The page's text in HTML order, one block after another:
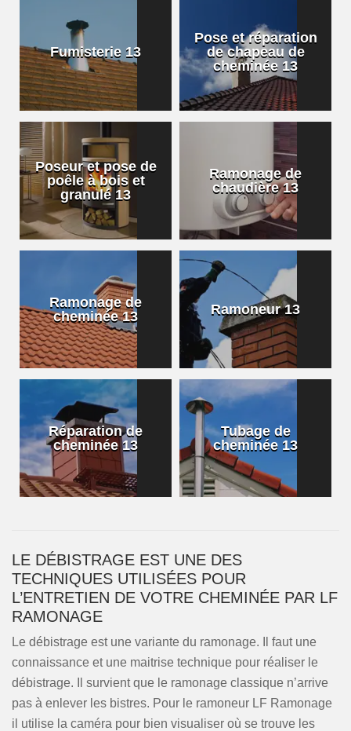
Fumisterie 13
Pose et réparation
de chapeau de
cheminée 13
Poseur et pose de
poêle à bois et
granulé 13
Ramonage de
chaudière 13
Ramonage de
cheminée 13
Ramoneur 13
Réparation de
cheminée 13
Tubage de
cheminée 13
LE DÉBISTRAGE EST UNE DES
TECHNIQUES UTILISÉES POUR
L’ENTRETIEN DE VOTRE CHEMINÉE PAR LF
RAMONAGE
Le débistrage est une variante du ramonage. Il faut une
connaissance et une maitrise technique pour réaliser le
débistrage. Il survient que le ramonage classique n’arrive
pas à enlever les bistres. Pour le ramoneur LF Ramonage
il utilise la caméra pour bien visualiser où se trouve les